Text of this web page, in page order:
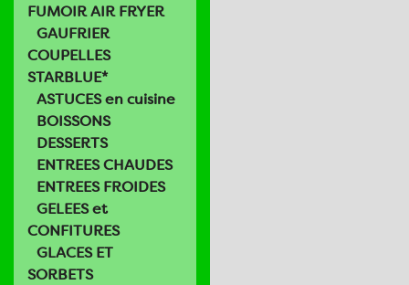
FUMOIR AIR FRYER
GAUFRIER
COUPELLES
STARBLUE*
ASTUCES en cuisine
BOISSONS
DESSERTS
ENTREES CHAUDES
ENTREES FROIDES
GELEES et
CONFITURES
GLACES ET
SORBETS